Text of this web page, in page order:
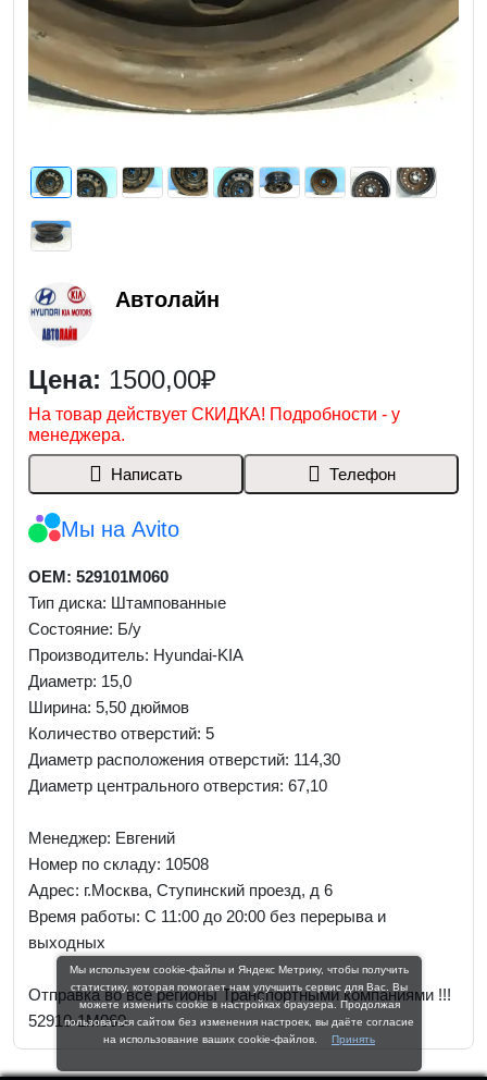
Автолайн
Цена: 1500,00₽
На товар действует СКИДКА! Подробности - у
менеджера.
Написать Телефон
Мы на Avito
OEM: 529101M060
Тип диска: Штампованные
Состояние: Б/у
Производитель: Hyundai-KIA
Диаметр: 15,0
Ширина: 5,50 дюймов
Количество отверстий: 5
Диаметр расположения отверстий: 114,30
Диаметр центрального отверстия: 67,10
Менеджер: Евгений
Номер по складу: 10508
Адрес: г.Москва, Ступинский проезд, д 6
Время работы: С 11:00 до 20:00 без перерыва и
выходных
Отправка во все регионы Транспортными компаниями !!!
52910-1M060
Мы используем cookie-файлы и Яндекс Метрику, чтобы получить
статистику, которая помогает нам улучшить сервис для Вас. Вы
можете изменить cookie в настройках браузера. Продолжая
пользоваться сайтом без изменения настроек, вы даёте согласие
на использование ваших cookie-файлов.
Принять